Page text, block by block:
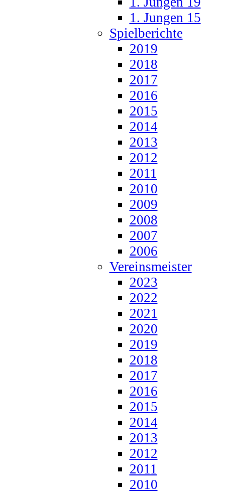
1. Jungen 15
Spielberichte
2019
2018
2017
2016
2015
2014
2013
2012
2011
2010
2009
2008
2007
2006
Vereinsmeister
2023
2022
2021
2020
2019
2018
2017
2016
2015
2014
2013
2012
2011
2010